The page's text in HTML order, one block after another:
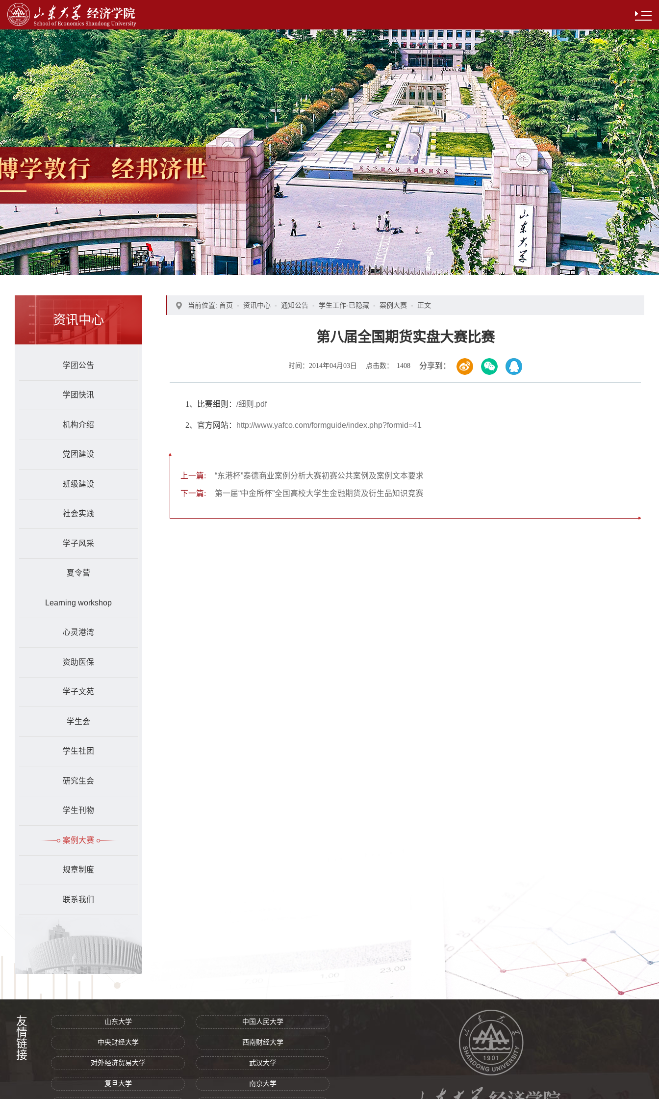
资讯中心
学团公告
学团快讯
机构介绍
党团建设
班级建设
社会实践
学子风采
夏令营
Learning workshop
心灵港湾
资助医保
学子文苑
学生会
学生社团
研究生会
学生刊物
案例大赛
规章制度
联系我们
当前位置: 首页 - 资讯中心 - 通知公告 - 学生工作-已隐藏 - 案例大赛 - 正文
第八届全国期货实盘大赛比赛
时间： 2014年04月03日 点击数： 1408 分享到：
1、比赛细则： /细则.pdf
2、官方网站： http://www.yafco.com/formguide/index.php?formid=41
上一篇: “东港杯”泰德商业案例分析大赛初赛公共案例及案例文本要求
下一篇: 第一届“中金所杯”全国高校大学生金融期货及衍生品知识竞赛
友情链接 山东大学 中国人民大学
中央财经大学 西南财经大学
对外经济贸易大学 武汉大学
复旦大学 南京大学